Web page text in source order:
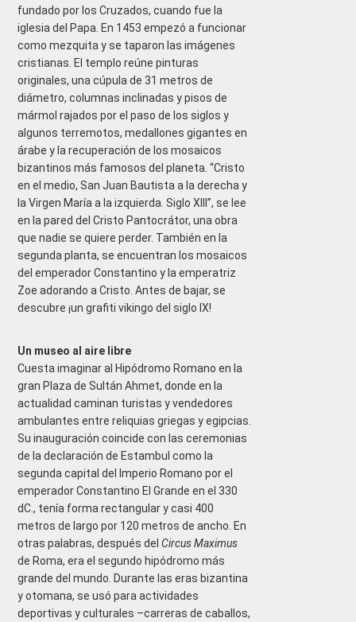
fundado por los Cruzados, cuando fue la
iglesia del Papa. En 1453 empezó a funcionar
como mezquita y se taparon las imágenes
cristianas. El templo reúne pinturas
originales, una cúpula de 31 metros de
diámetro, columnas inclinadas y pisos de
mármol rajados por el paso de los siglos y
algunos terremotos, medallones gigantes en
árabe y la recuperación de los mosaicos
bizantinos más famosos del planeta. “Cristo
en el medio, San Juan Bautista a la derecha y
la Virgen María a la izquierda. Siglo XIII”, se lee
en la pared del Cristo Pantocrátor, una obra
que nadie se quiere perder. También en la
segunda planta, se encuentran los mosaicos
del emperador Constantino y la emperatriz
Zoe adorando a Cristo. Antes de bajar, se
descubre ¡un grafiti vikingo del siglo IX!
Un museo al aire libre
Cuesta imaginar al Hipódromo Romano en la
gran Plaza de Sultán Ahmet, donde en la
actualidad caminan turistas y vendedores
ambulantes entre reliquias griegas y egipcias.
Su inauguración coincide con las ceremonias
de la declaración de Estambul como la
segunda capital del Imperio Romano por el
emperador Constantino El Grande en el 330
dC., tenía forma rectangular y casi 400
metros de largo por 120 metros de ancho. En
otras palabras, después delCircus Maximus
de Roma, era el segundo hipódromo más
grande del mundo. Durante las eras bizantina
y otomana, se usó para actividades
deportivas y culturales –carreras de caballos,